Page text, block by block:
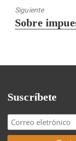
Siguiente
Entrada
Sobre
Suscríbete